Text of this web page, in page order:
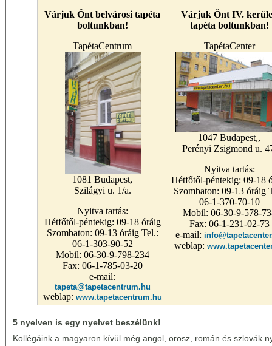
Várjuk Önt belvárosi tapéta
boltunkban!
TapétaCentrum
1081 Budapest,
Szilágyi u. 1/a.
Nyitva tartás:
Hétfőtől-péntekig: 09-18 óráig
Szombaton: 09-13 óráig Tel.:
06-1-303-90-52
Mobil: 06-30-9-798-234
Fax: 06-1-785-03-20
e-mail:
tapeta@tapetacentrum.hu
weblap: www.tapetacentrum.hu
Várjuk Önt IV.
tapéta boltunkban!
TapétaCenter
1047 Budapest,,
Perényi Zsigmond u.
Nyitva tartás:
Hétfőtől-péntekig: 09-18
Szombaton: 09-13 óráig
06-1-370-70-10
Mobil: 06-30-9-578-
Fax: 06-1-231-02-73
e-mail:
weblap:
5 nyelven is egy nyelvet beszélünk!
Kollégáink a magyaron kívül még angol, orosz, román és szlovák